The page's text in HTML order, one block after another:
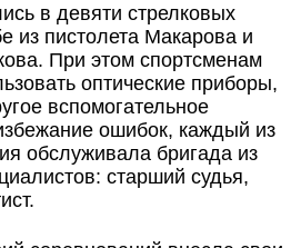
в девяти стрелковых
из пистолета Макарова и
При этом спортсменам
оптические приборы,
вспомогательное
ошибок, каждый из
обслуживала бригада из
старший судья,